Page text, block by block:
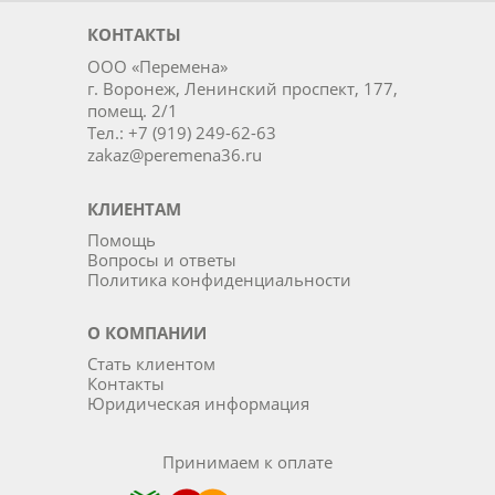
КОНТАКТЫ
ООО «Перемена»
г. Воронеж, Ленинский проспект, 177,
помещ. 2/1
Тел.: +7 (919) 249-62-63
zakaz@peremena36.ru
КЛИЕНТАМ
Помощь
Вопросы и ответы
Политика конфиденциальности
О КОМПАНИИ
Стать клиентом
Контакты
Юридическая информация
Принимаем к оплате